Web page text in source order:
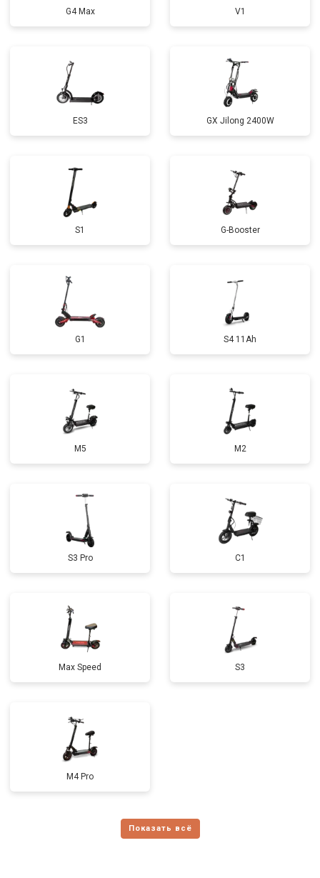
G4 Max V1
ES3 GX Jilong 2400W
S1 G-Booster
G1 S4 11Ah
M5 M2
S3 Pro C1
Max Speed S3
M4 Pro